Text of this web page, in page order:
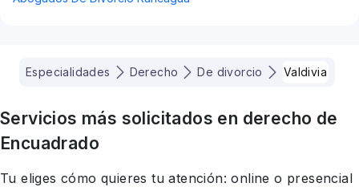
Especialidades Derecho De divorcio Valdivia
Servicios más solicitados en derecho de
Encuadrado
Tu eliges cómo quieres tu atención: online o presencial